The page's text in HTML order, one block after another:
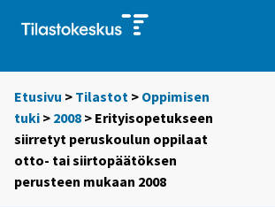
Etusivu > Tilastot > Oppimisen
tuki > 2008 > Erityisopetukseen
siirretyt peruskoulun oppilaat
otto- tai siirtopäätöksen
perusteen mukaan 2008